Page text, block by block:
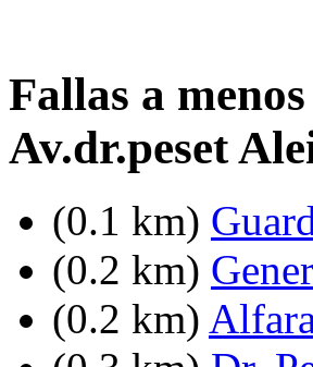
Fallas a
Av.dr.peset
(0.1 km)
(0.2 km)
(0.2 km)